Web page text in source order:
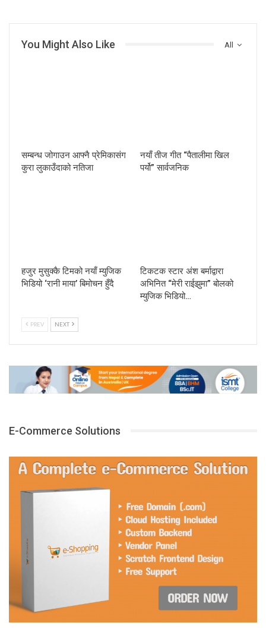
All
You Might Also Like
सम्बन्ध जोगाउन आफ्नै प्रेमिकासंग
कुरा लुकाउँदाको नतिजा
नयाँ तीज गीत “पैतालीमा खिल
पर्यो” सार्वजनिक
हजुर मुसुक्कै टिमको नयाँ म्युजिक
भिडियो ‘रानी माया’ बिमोचन हुँदै
टिकटक स्टार अंश बर्माद्वारा
अभिनित “मेरी राईझुमा” बोलको
म्युजिक भिडियो…
PREV NEXT
E-Commerce Solutions